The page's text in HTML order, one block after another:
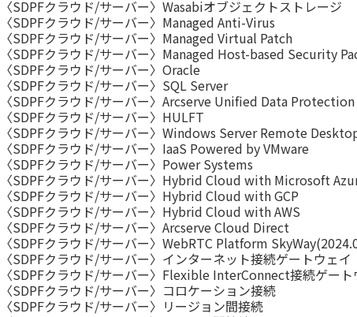
〈SDPFクラウド/サーバー〉Wasabiオブジェクトストレージ
〈SDPFクラウド/サーバー〉Managed Anti-Virus
〈SDPFクラウド/サーバー〉Managed Virtual Patch
〈SDPFクラウド/サーバー〉Managed Host-based Security
〈SDPFクラウド/サーバー〉Oracle
〈SDPFクラウド/サーバー〉SQL Server
〈SDPFクラウド/サーバー〉Arcserve Unified Data Protection
〈SDPFクラウド/サーバー〉HULFT
〈SDPFクラウド/サーバー〉Windows Server Remote
〈SDPFクラウド/サーバー〉IaaS Powered by VMware
〈SDPFクラウド/サーバー〉Power Systems
〈SDPFクラウド/サーバー〉Hybrid Cloud with Microsoft
〈SDPFクラウド/サーバー〉Hybrid Cloud with GCP
〈SDPFクラウド/サーバー〉Hybrid Cloud with AWS
〈SDPFクラウド/サーバー〉Arcserve Cloud Direct
〈SDPFクラウド/サーバー〉WebRTC Platform
〈SDPFクラウド/サーバー〉インターネット接続ゲートウェイ
〈SDPFクラウド/サーバー〉Flexible InterConnect接続ゲート
〈SDPFクラウド/サーバー〉コロケーション接続
〈SDPFクラウド/サーバー〉リージョン間接続